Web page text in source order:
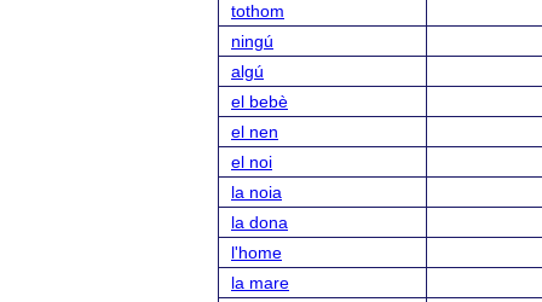
tothom
ningú
algú
el bebè
el nen
el noi
la noia
la dona
l'home
la mare